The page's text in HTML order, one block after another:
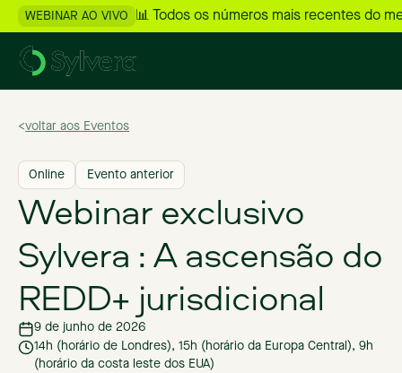
WEBINAR AO VIVO 📊 Todos os números mais recentes do
>voltar aos Eventos
Online Evento anterior
Webinar exclusivo
Sylvera : A ascensão do
REDD+ jurisdicional
9 de junho de 2026
14h (horário de Londres), 15h (horário da Europa Central), 9h
(horário da costa leste dos EUA)